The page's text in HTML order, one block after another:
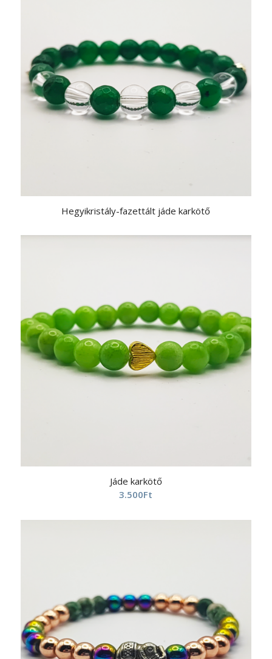
Hegyikristály-fazettált jáde karkötő
Jáde karkötő
3.500Ft